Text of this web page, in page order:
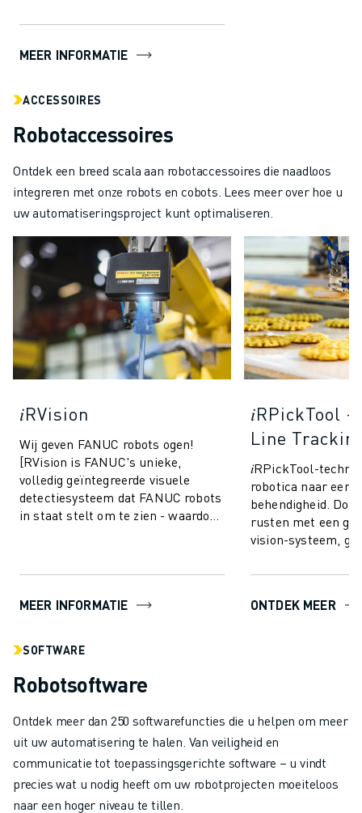
maakindustri...
MEER INFORMATIE
ACCESSOIRES
Robotaccessoires
Ontdek een breed scala aan robotaccessoires die naadloos
integreren met onze robots en cobots. Lees meer over hoe u
uw automatiseringsproject kunt optimaliseren.
𝑖RVision
Wij geven FANUC robots ogen!
[RVision is FANUC's unieke,
volledig geïntegreerde visuele
detectiesysteem dat FANUC robots
in staat stelt om te zien - waardoor
MEER INFORMATIE
𝑖RPickTool -
Line
𝑖RPickTool-
robotica naar een
behendigheid.
rusten met een
vision-systeem,
vergelijkba...
ONTDEK MEER
SOFTWARE
Robotsoftware
Ontdek meer dan 250 softwarefuncties die u helpen om meer
uit uw automatisering te halen. Van veiligheid en
communicatie tot toepassingsgerichte software – u vindt
precies wat u nodig heeft om uw robotprojecten moeiteloos
naar een hoger niveau te tillen.